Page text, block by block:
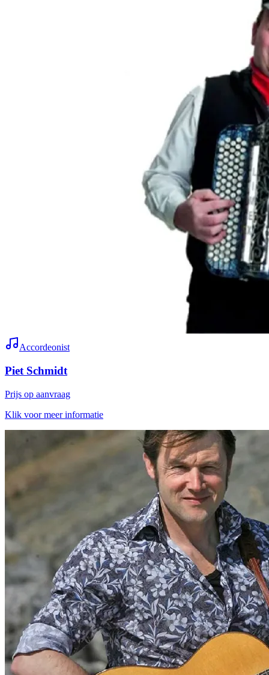
Accordeonist
Piet Schmidt
Prijs op aanvraag
Klik voor meer informatie